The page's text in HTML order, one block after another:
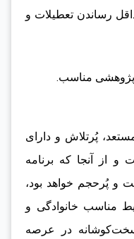
رساندن تعطیلات و
پژوهشی مناسب.
پُرتلاش و دارای
از آنجا که برنامه
و پُرحجم خواهد بود،
مناسب خانوادگی و
در عرصه‌